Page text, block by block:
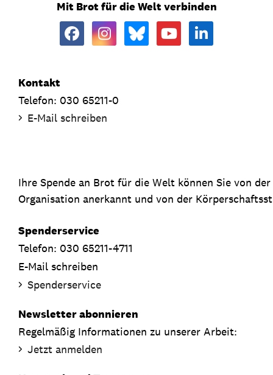
Mit Brot für die Welt verbinden
Kontakt
Telefon: 030 65211-0
E-Mail schreiben
Ihre Spende an Brot für die Welt können Sie von
Organisation anerkannt und von der
Spenderservice
Telefon: 030 65211-4711
E-Mail schreiben
Spenderservice
Newsletter abonnieren
Regelmäßig Informationen zu unserer Arbeit:
Jetzt anmelden